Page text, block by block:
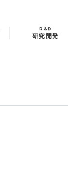
R&D
研究開発